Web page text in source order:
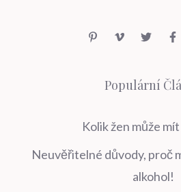
Populární
Kolik žen může
Neuvěřitelné důvody, proč
alkohol!